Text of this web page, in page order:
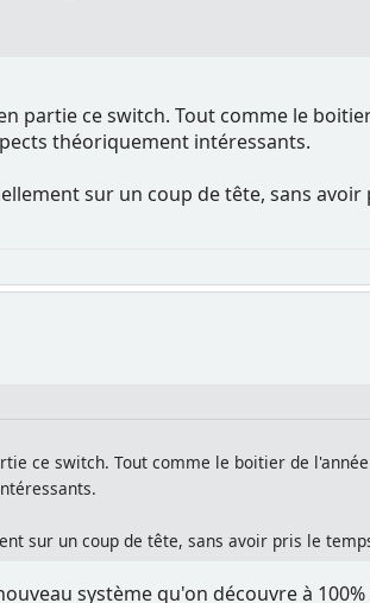
partie ce switch. Tout comme le
théoriquement intéressants.
sur un coup de tête, sans
ce switch. Tout comme le boitier de
sur un coup de tête, sans avoir pris le
système qu'on découvre à